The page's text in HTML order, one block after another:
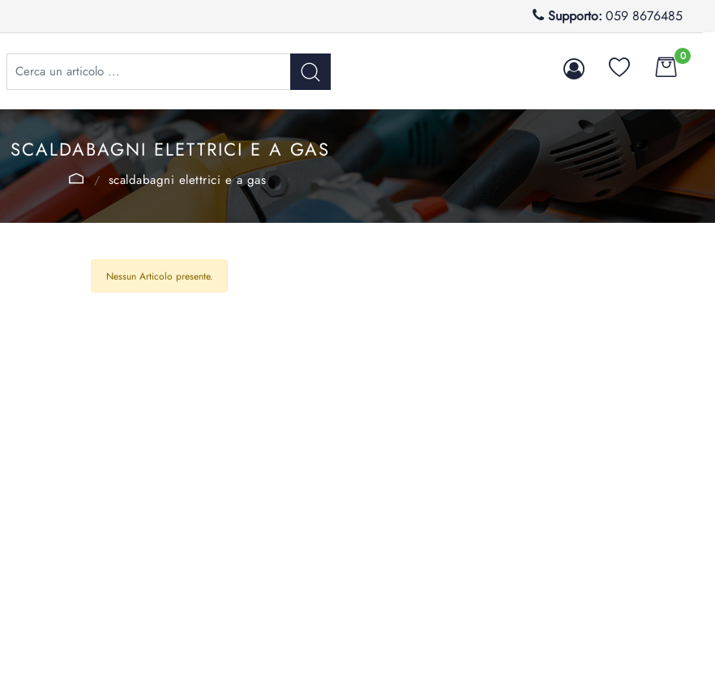
Supporto: 059 8676485
0
SCALDABAGNI ELETTRICI E A GAS
scaldabagni elettrici e a gas
Nessun Articolo presente.